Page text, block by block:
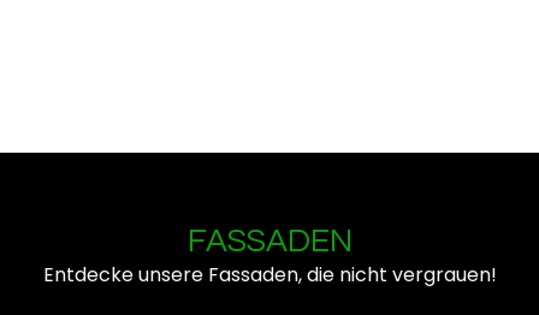
FASSADEN
Entdecke unsere Fassaden, die nicht vergrauen!